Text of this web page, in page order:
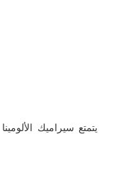
يتمتع سيراميك